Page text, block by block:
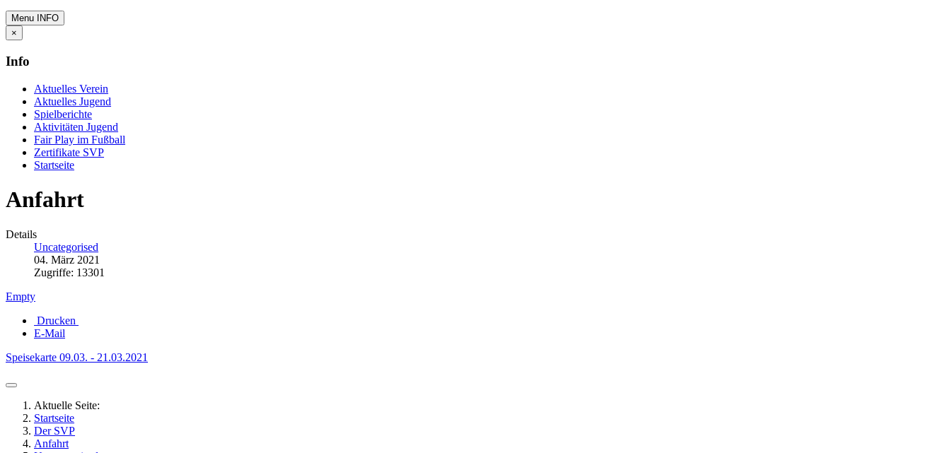
Menu
INFO
×
Info
Aktuelles Verein
Aktuelles Jugend
Spielberichte
Aktivitäten Jugend
Fair Play im Fußball
Zertifikate SVP
Startseite
Anfahrt
Details
Uncategorised
04. März 2021
Zugriffe: 13301
Empty
Drucken
E-Mail
Speisekarte 09.03. - 21.03.2021
Aktuelle Seite:
Startseite
Der SVP
Anfahrt